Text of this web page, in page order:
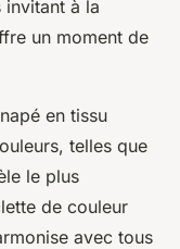
invitant à la
un moment de
en tissu
telles que
le plus
de couleur
avec tous